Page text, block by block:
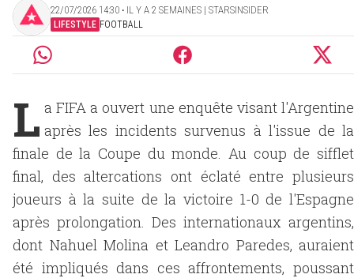
22/07/2026 14:30 ‧ IL Y A 2 SEMAINES | STARSINSIDER
LIFESTYLE FOOTBALL
L a FIFA a ouvert une enquête visant l'Argentine
après les incidents survenus à l'issue de la
finale de la Coupe du monde. Au coup de sifflet
final, des altercations ont éclaté entre plusieurs
joueurs à la suite de la victoire 1-0 de l'Espagne
après prolongation. Des internationaux argentins,
dont Nahuel Molina et Leandro Paredes, auraient
été impliqués dans ces affrontements, poussant